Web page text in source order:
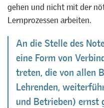
gehen und nicht mit der
Lernprozessen arbeiten.
An die Stelle des
eine Form von
treten, die von allen
Lehrenden,
und Betrieben) ernst